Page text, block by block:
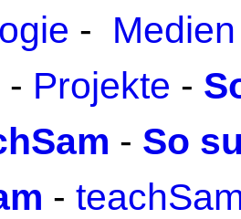
- Medien
- Projekte -
- So
-